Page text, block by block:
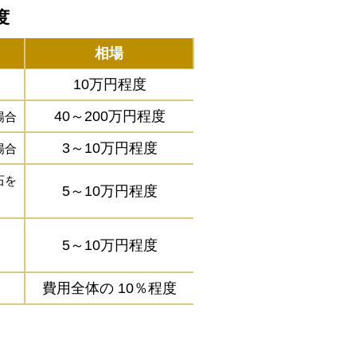
相場
10万円程度
合
40～200万円程度
合
3～10万円程度
を
5～10万円程度
5～10万円程度
費用全体の 10％程度